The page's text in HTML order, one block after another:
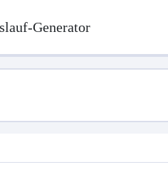
Generator